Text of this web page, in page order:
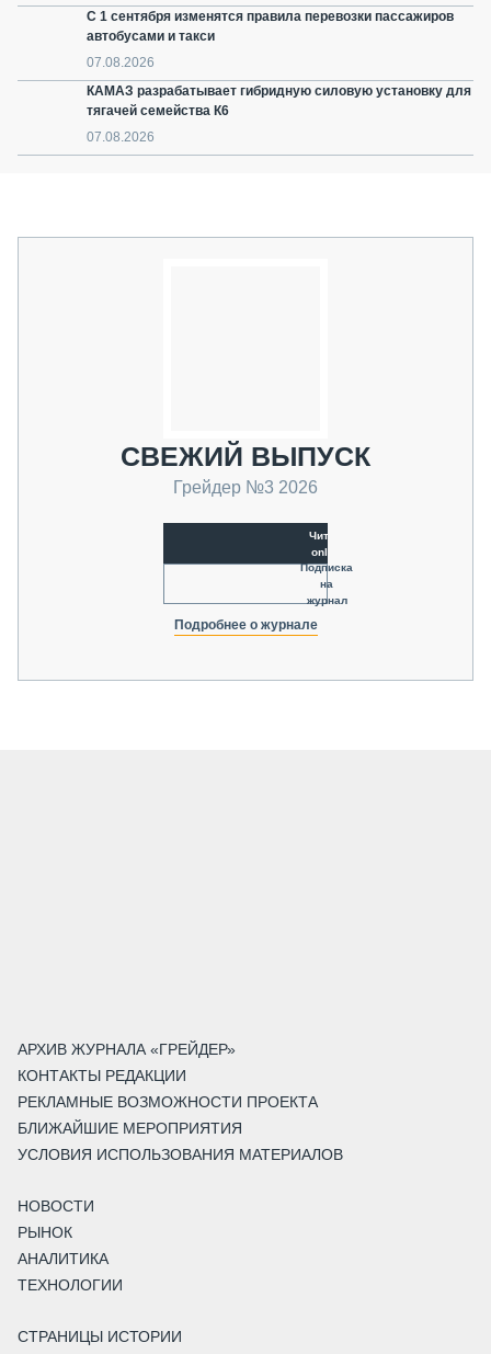
С 1 сентября изменятся правила перевозки пассажиров
автобусами и такси
07.08.2026
КАМАЗ разрабатывает гибридную силовую установку для
тягачей семейства К6
07.08.2026
СВЕЖИЙ ВЫПУСК
Грейдер №3 2026
Читать
online
Подписка
на
журнал
Подробнее о журнале
АРХИВ ЖУРНАЛА «ГРЕЙДЕР»
КОНТАКТЫ РЕДАКЦИИ
РЕКЛАМНЫЕ ВОЗМОЖНОСТИ ПРОЕКТА
БЛИЖАЙШИЕ МЕРОПРИЯТИЯ
УСЛОВИЯ ИСПОЛЬЗОВАНИЯ МАТЕРИАЛОВ
НОВОСТИ
РЫНОК
АНАЛИТИКА
ТЕХНОЛОГИИ
СТРАНИЦЫ ИСТОРИИ